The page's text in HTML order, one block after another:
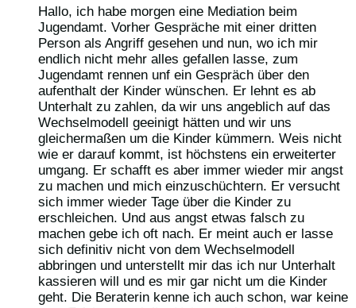
Hallo, ich habe morgen eine Mediation beim
Jugendamt. Vorher Gespräche mit einer dritten
Person als Angriff gesehen und nun, wo ich mir
endlich nicht mehr alles gefallen lasse, zum
Jugendamt rennen unf ein Gespräch über den
aufenthalt der Kinder wünschen. Er lehnt es ab
Unterhalt zu zahlen, da wir uns angeblich auf das
Wechselmodell geeinigt hätten und wir uns
gleichermaßen um die Kinder kümmern. Weis nicht
wie er darauf kommt, ist höchstens ein erweiterter
umgang. Er schafft es aber immer wieder mir angst
zu machen und mich einzuschüchtern. Er versucht
sich immer wieder Tage über die Kinder zu
erschleichen. Und aus angst etwas falsch zu
machen gebe ich oft nach. Er meint auch er lasse
sich definitiv nicht von dem Wechselmodell
abbringen und unterstellt mir das ich nur Unterhalt
kassieren will und es mir gar nicht um die Kinder
geht. Die Beraterin kenne ich auch schon, war keine